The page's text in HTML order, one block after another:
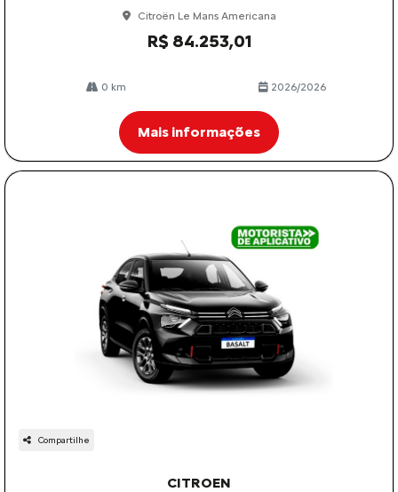
Citroën Le Mans Americana
R$ 84.253,01
0 km 2026/2026
Mais informações
Compartilhe
CITROEN